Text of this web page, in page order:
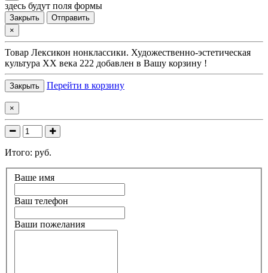
здесь будут поля формы
Закрыть
Отправить
×
Товар Лексикон нонклассики. Художественно-эстетическая
культура XX века 222 добавлен в Вашу корзину !
Закрыть Перейти в корзину
×
Итого: руб.
Ваше имя
Ваш телефон
Ваши пожелания